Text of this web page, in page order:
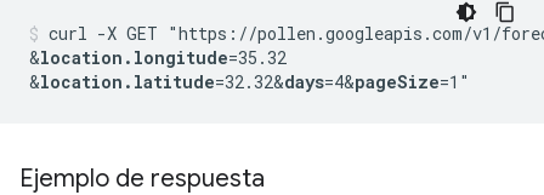
curl -X GET "https://pollen.googleapis.com/v1/
&location.longitude=35.32
&location.latitude=32.32&days=4&pageSize
Ejemplo de respuesta